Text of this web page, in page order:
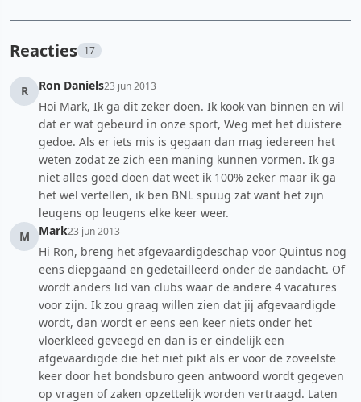
Reacties 17
R Ron Daniels23 jun 2013
Hoi Mark, Ik ga dit zeker doen. Ik kook van binnen en wil
dat er wat gebeurd in onze sport, Weg met het duistere
gedoe. Als er iets mis is gegaan dan mag iedereen het
weten zodat ze zich een maning kunnen vormen. Ik ga
niet alles goed doen dat weet ik 100% zeker maar ik ga
het wel vertellen, ik ben BNL spuug zat want het zijn
leugens op leugens elke keer weer.
M
Mark23 jun 2013
Hi Ron, breng het afgevaardigdeschap voor Quintus nog
eens diepgaand en gedetailleerd onder de aandacht. Of
wordt anders lid van clubs waar de andere 4 vacatures
voor zijn. Ik zou graag willen zien dat jij afgevaardigde
wordt, dan wordt er eens een keer niets onder het
vloerkleed geveegd en dan is er eindelijk een
afgevaardigde die het niet pikt als er voor de zoveelste
keer door het bondsburo geen antwoord wordt gegeven
op vragen of zaken opzettelijk worden vertraagd. Laten